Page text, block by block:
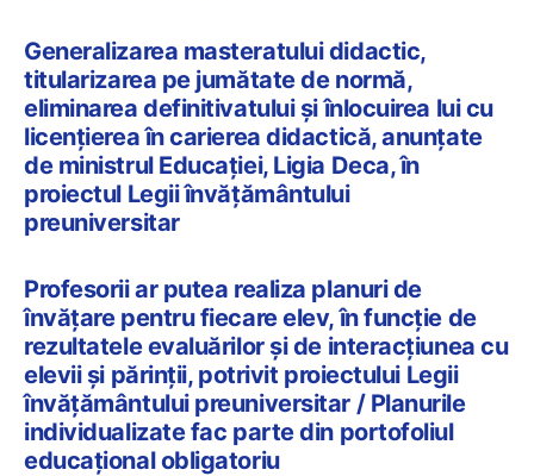
Generalizarea masteratului didactic,
titularizarea pe jumătate de normă,
eliminarea definitivatului și înlocuirea lui cu
licențierea în carierea didactică, anunțate
de ministrul Educației, Ligia Deca, în
proiectul Legii învățământului
preuniversitar
Profesorii ar putea realiza planuri de
învățare pentru fiecare elev, în funcție de
rezultatele evaluărilor și de interacțiunea cu
elevii și părinții, potrivit proiectului Legii
învățământului preuniversitar / Planurile
individualizate fac parte din portofoliul
educațional obligatoriu